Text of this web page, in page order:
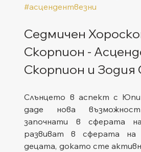
#асцендентвезни
Седмичен
Скорпион -
Скорпион и Зодия
Слънцето в аспект с
даде нова
започнати в сферата
развиват в сферата на
децата, докато сте